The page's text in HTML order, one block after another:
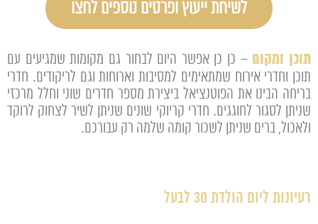
לשיחת ייעוץ ופרטים נוספים לחצו
תוכן ומקום – כן כן אפשר היום לבחור גם מקומות שמגיעים עם
תוכן וחדרי אירוח שמתאימים למסיבות וארוחות וגם לריקודים. חדרי
בריחה הבינו את הפוטנציאל ביצירת מספר חדרים שוני וחלל מרכזי
שניתן לסגור לחוגגים. חדרי קריוקי שונים שניתן לשיר לצחוק לרוקד
ולאכול, ברים שניתן לשכור קומה שלמה רק עבורכם.
רעיונות ליום הולדת 30 לבעל